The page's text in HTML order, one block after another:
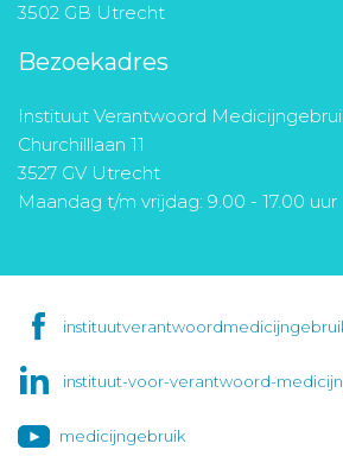
3502 GB Utrecht
Bezoekadres
Instituut Verantwoord
Churchilllaan 11
3527 GV Utrecht
Maandag t/m vrijdag: 9.00 - 17.00 uur
instituut-voor-verantwoord-
medicijngebruik